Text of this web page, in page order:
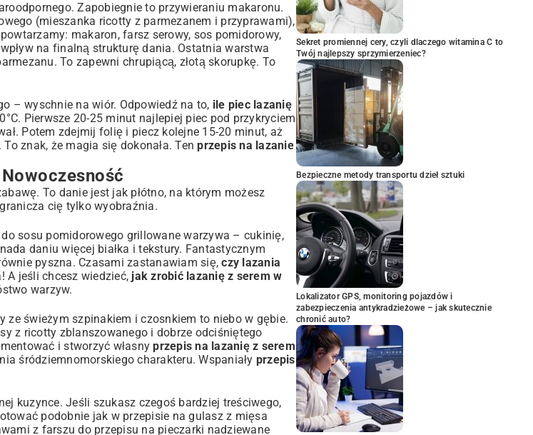
Zapobiegnie to przywieraniu makaronu.
(mieszanka ricotty z parmezanem i przyprawami),
makaron, farsz serowy, sos pomidorowy,
na finalną strukturę dania. Ostatnia warstwa
To zapewni chrupiącą, złotą skorupkę. To
– wyschnie na wiór. Odpowiedź na to, ile piec lazanię
Pierwsze 20-25 minut najlepiej piec pod przykryciem
Potem zdejmij folię i piecz kolejne 15-20 minut, aż
znak, że magia się dokonała. Tenprzepis na lazanie
To danie jest jak płótno, na którym możesz
cię tylko wyobraźnia.
sosu pomidorowego grillowane warzywa – cukinię,
daniu więcej białka i tekstury. Fantastycznym
pyszna. Czasami zastanawiam się,czy lazania
A jeśli chcesz wiedzieć, jak zrobić lazanię z serem w
warzyw.
ze świeżym szpinakiem i czosnkiem to niebo w gębie.
z ricotty zblanszowanego i dobrze odciśniętego
i stworzyć własnyprzepis na lazanię z serem
śródziemnomorskiego charakteru. Wspaniały przepis
kuzynce. Jeśli szukasz czegoś bardziej treściwego,
podobnie jak w przepisie na gulasz z mięsa
z farszu do przepisu na pieczarki nadziewane
Sekret promiennej cery, czyli dlaczego witamina C to
Twój najlepszy sprzymierzeniec?
Bezpieczne metody transportu dzieł sztuki
Lokalizator GPS, monitoring pojazdów i
zabezpieczenia antykradzieżowe – jak skutecznie
chronić auto?